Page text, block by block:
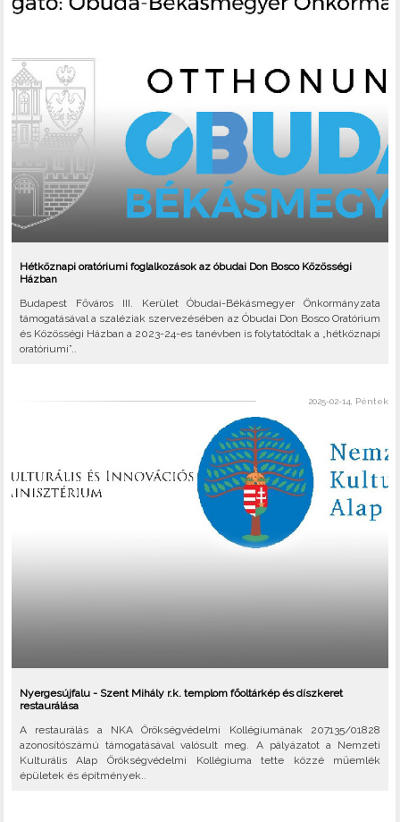
Hétköznapi oratóriumi foglalkozások az óbudai Don Bosco Közösségi
Házban
Budapest Főváros III. Kerület Óbudai-Békásmegyer Önkormányzata
támogatásával a szaléziak szervezésében az Óbudai Don Bosco Oratórium
és Közösségi Házban a 2023-24-es tanévben is folytatódtak a „hétköznapi
oratóriumi”..
2025-02-14, Péntek
Nyergesújfalu - Szent Mihály r.k. templom főoltárkép és díszkeret
restaurálása
A restaurálás a NKA Örökségvédelmi Kollégiumának 207135/01828
azonosítószámú támogatásával valósult meg. A pályázatot a Nemzeti
Kulturális Alap Örökségvédelmi Kollégiuma tette közzé műemlék
épületek és építmények..